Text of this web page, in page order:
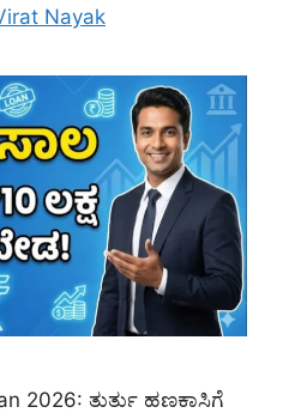
Nayak
2026: ತುರ್ತು ಹಣಕಾಸಿಗೆ